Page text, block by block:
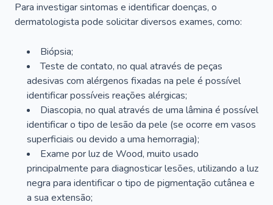
Para investigar sintomas e identificar doenças, o
dermatologista pode solicitar diversos exames, como:
Biópsia;
Teste de contato, no qual através de peças
adesivas com alérgenos fixadas na pele é possível
identificar possíveis reações alérgicas;
Diascopia, no qual através de uma lâmina é possível
identificar o tipo de lesão da pele (se ocorre em vasos
superficiais ou devido a uma hemorragia);
Exame por luz de Wood, muito usado
principalmente para diagnosticar lesões, utilizando a luz
negra para identificar o tipo de pigmentação cutânea e
a sua extensão;